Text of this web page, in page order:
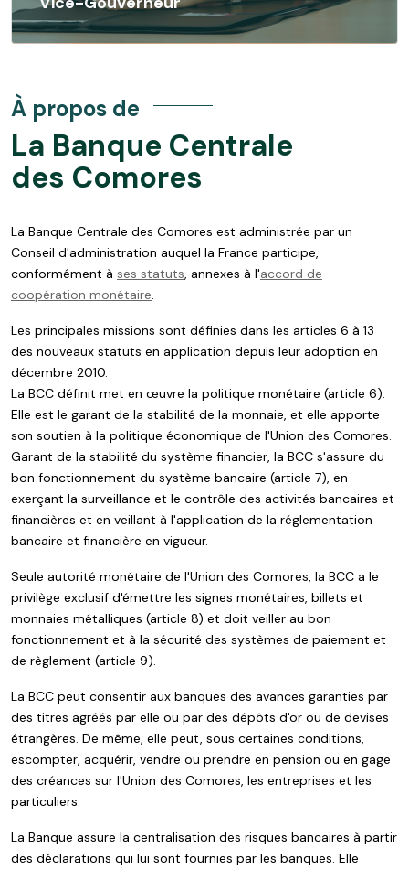
À propos de
La Banque Centrale
des Comores
La Banque Centrale des Comores est administrée par un
Conseil d'administration auquel la France participe,
conformément à ses statuts, annexes à l'accord de
coopération monétaire.
Les principales missions sont définies dans les articles 6 à 13
des nouveaux statuts en application depuis leur adoption en
décembre 2010.
La BCC définit met en œuvre la politique monétaire (article 6).
Elle est le garant de la stabilité de la monnaie, et elle apporte
son soutien à la politique économique de l'Union des Comores.
Garant de la stabilité du système financier, la BCC s'assure du
bon fonctionnement du système bancaire (article 7), en
exerçant la surveillance et le contrôle des activités bancaires et
financières et en veillant à l'application de la réglementation
bancaire et financière en vigueur.
Seule autorité monétaire de l'Union des Comores, la BCC a le
privilège exclusif d'émettre les signes monétaires, billets et
monnaies métalliques (article 8) et doit veiller au bon
fonctionnement et à la sécurité des systèmes de paiement et
de règlement (article 9).
La BCC peut consentir aux banques des avances garanties par
des titres agréés par elle ou par des dépôts d'or ou de devises
étrangères. De même, elle peut, sous certaines conditions,
escompter, acquérir, vendre ou prendre en pension ou en gage
des créances sur l'Union des Comores, les entreprises et les
particuliers.
La Banque assure la centralisation des risques bancaires à partir
des déclarations qui lui sont fournies par les banques. Elle